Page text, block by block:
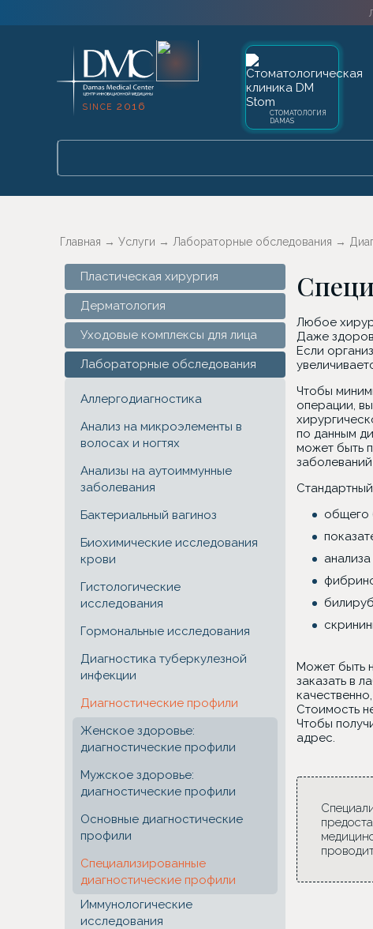
SINCE 2016
СТОМАТОЛОГИЯ
DAMAS
Главная → Услуги → Лабораторные обследования →
Пластическая хирургия
Дерматология
Уходовые комплексы для лица
Лабораторные обследования
Аллергодиагностика
Анализ на микроэлементы в
волосах и ногтях
Анализы на аутоиммунные
заболевания
Бактериальный вагиноз
Биохимические исследования
крови
Гистологические
исследования
Гормональные исследования
Диагностика туберкулезной
инфекции
Диагностические профили
Женское здоровье:
диагностические профили
Мужское здоровье:
диагностические профили
Основные диагностические
профили
Специализированные
диагностические профили
Иммунологические
исследования
Любое
Даже
Если
Чтобы
операции,
по данным
может быть
общего
Может быть
заказать в
Стоимость
Чтобы
адрес.